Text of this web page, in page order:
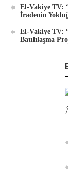
El-Vakiye TV:
İradenin
El-Vakiye TV:
Batılılaşma